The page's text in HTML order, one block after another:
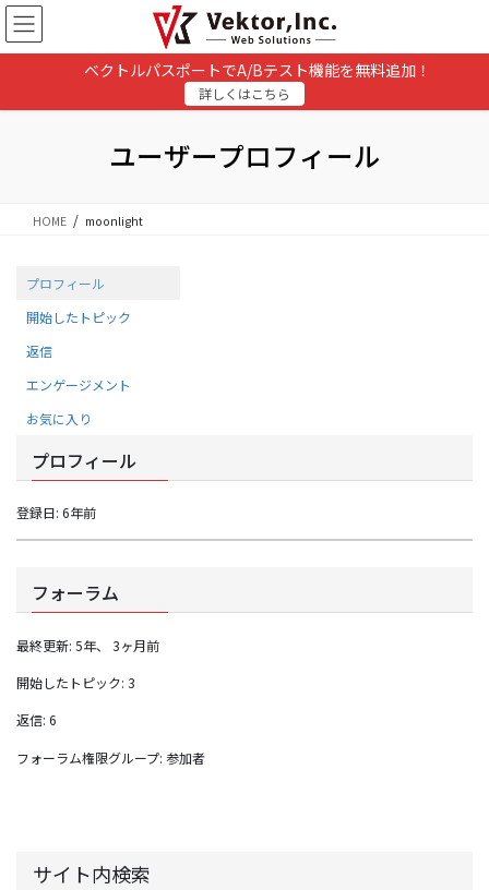
コ
ン
テ
ナ
ビ
ゲ
ベクトルパスポートでA/Bテスト機能を無料追加！
詳しくはこちら
ユーザープロフィール
HOME moonlight
プロフィール
開始したトピック
返信
エンゲージメント
お気に入り
プロフィール
登録日: 6年前
フォーラム
最終更新: 5年、 3ヶ月前
開始したトピック: 3
返信: 6
フォーラム権限グループ: 参加者
サイト内検索